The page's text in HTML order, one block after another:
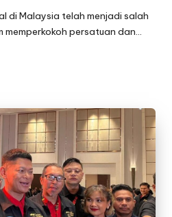
di Malaysia telah menjadi salah
persatuan dan…